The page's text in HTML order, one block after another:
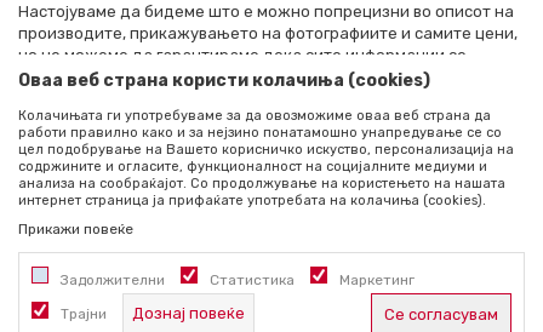
Настојуваме да бидеме што е можно попрецизни во описот на
производите, прикажувањето на фотографиите и самите цени,
но не можеме да гарантираме дека сите информации се
комплетни и без грешки. Сите артикли прикажани на сајтот се
секој момент. Расположливоста на производите можете да ја
проверите со повик на +389 76 444 490
©2026 literatura.mk, Изработено одNB SOFT. Сите права
задржани.
Оваа веб страна користи колачиња (cookies)
Колачињата ги употребуваме за да овозможиме оваа веб страна да
работи правилно како и за нејзино понатамошно унапредување се со
цел подобрување на Вашето корисничко искуство, персонализација на
содржините и огласите, функционалност на социјалните медиуми и
анализа на сообраќајот. Со продолжување на користењето на нашата
интернет страница ја прифаќате употребата на колачиња (cookies).
Прикажи повеќе
Задолжителни Статистика Маркетинг
Трајни Дознај повеќе Се согласувам